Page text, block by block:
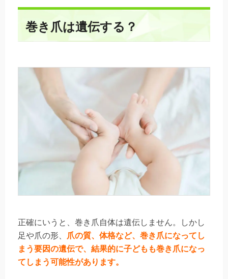
巻き爪は遺伝する？
正確にいうと、巻き爪自体は遺伝しません。しかし
足や爪の形、
爪の質、体格など、巻き爪になってし
まう要因の遺伝で、結果的に子どもも巻き爪になっ
てしまう可能性があります。